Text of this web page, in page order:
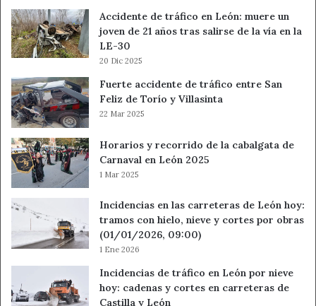
San
Rafael
y
Vegas
Matute
Accidente de tráfico en León: muere un
joven de 21 años tras salirse de la vía en la
LE-30
20 Dic 2025
Fuerte accidente de tráfico entre San
Feliz de Torío y Villasinta
22 Mar 2025
Horarios y recorrido de la cabalgata de
Carnaval en León 2025
1 Mar 2025
Incidencias en las carreteras de León hoy:
tramos con hielo, nieve y cortes por obras
(01/01/2026, 09:00)
1 Ene 2026
Incidencias de tráfico en León por nieve
hoy: cadenas y cortes en carreteras de
Castilla y León